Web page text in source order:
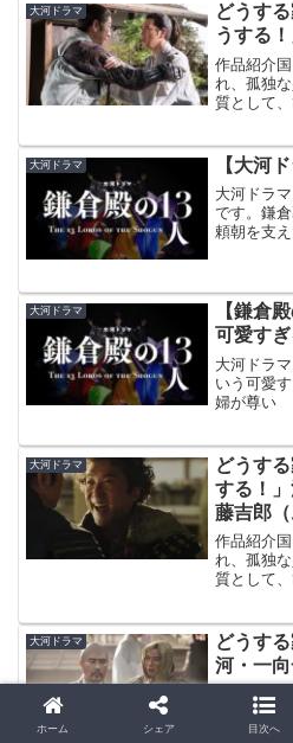
大河ドラマ
どうす
うする
作品紹介
れ、孤独
質として
じ）とし
信長、武
大河ドラマ 【大河
大河ドラ
です。鎌
頼朝を支
大河ドラマ
【鎌倉
可愛す
大河ドラ
いう可愛
婦が尊い
大河ドラマ
どうす
する！
藤吉郎
作品紹介
れ、孤独
質として
じ）とし
信長、武
大河ドラマ
どうす
河・一
作品紹介
れ、孤独
質として
ホーム シェア 目次へ